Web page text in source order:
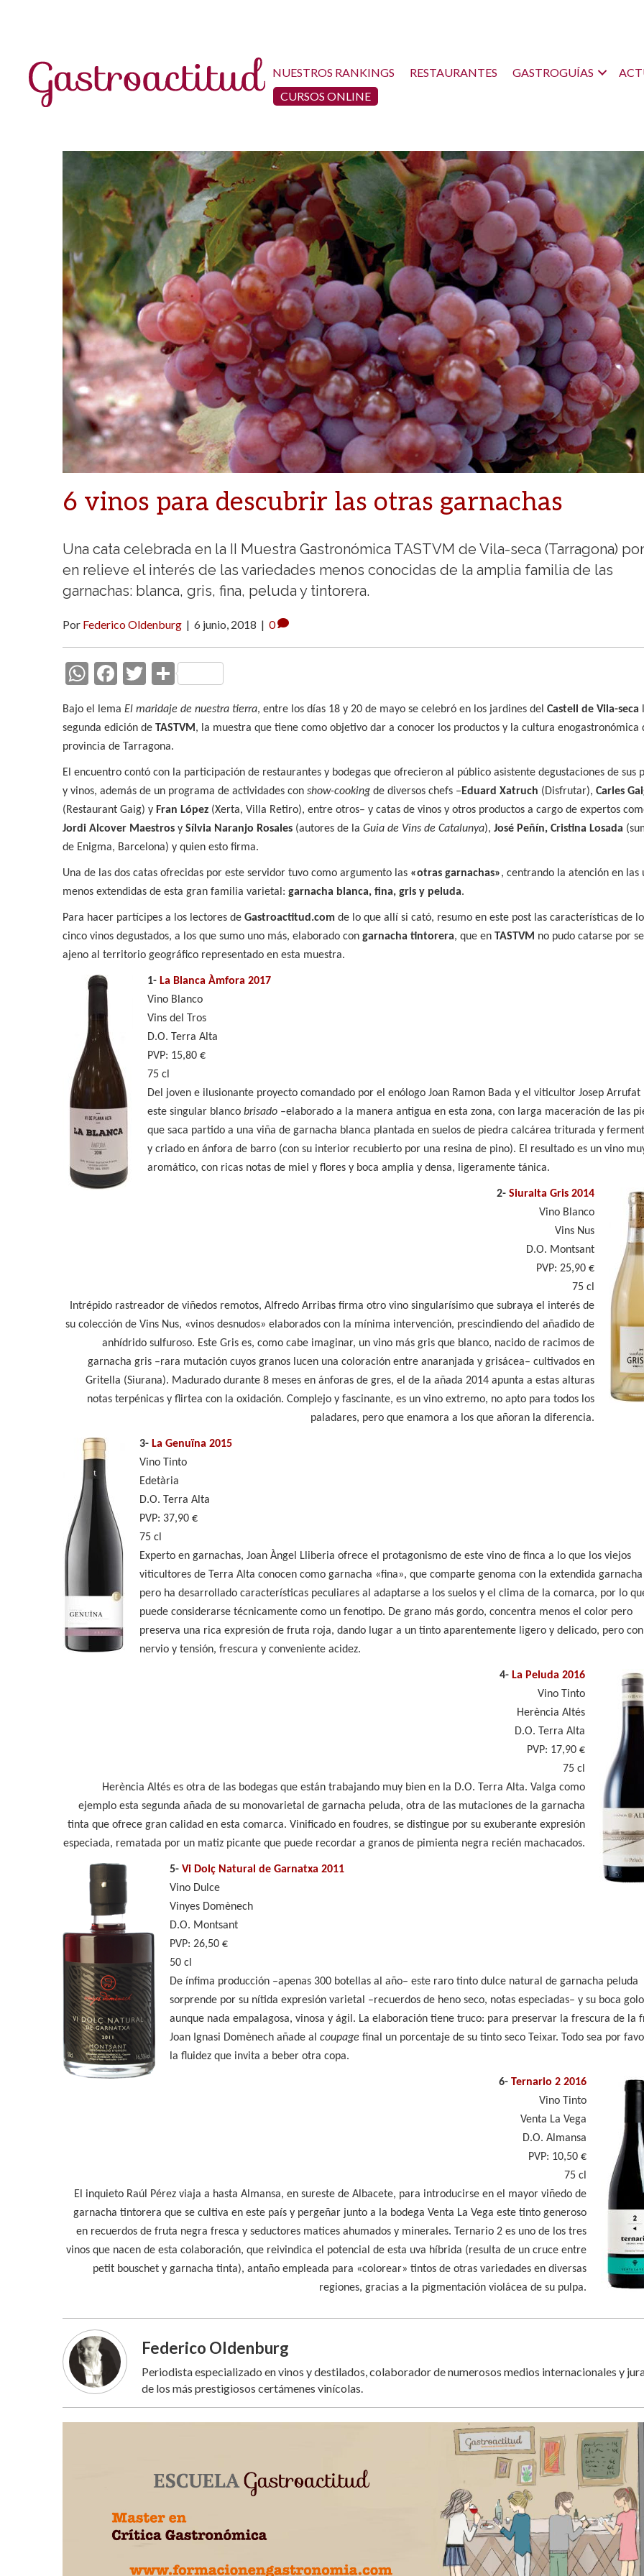
NUESTROS RANKINGS RESTAURANTES GASTROGUÍAS
CURSOS ONLINE
6 vinos para descubrir las otras garnachas
Una cata celebrada en la II Muestra Gastronómica TASTVM de Vila-seca (Tarragona)
en relieve el interés de las variedades menos conocidas de la amplia familia de las
garnachas: blanca, gris, fina, peluda y tintorera.
Por Federico Oldenburg | 6 junio, 2018 | 0
W
at
s
A
p
p
F
e
b
o
o
k
T
itt
er
C
m
ar
ti
r
Bajo el lema El maridaje de nuestra tierra, entre los días 18 y 20 de mayo se celebró en los jardines del Castell de Vila-seca
segunda edición de TASTVM , la muestra que tiene como objetivo dar a conocer los productos y la cultura enogastronómica
provincia de Tarragona.
El encuentro contó con la participación de restaurantes y bodegas que ofrecieron al público asistente degustaciones de sus
y vinos, además de un programa de actividades con show-cooking de diversos chefs – Eduard Xatruch (Disfrutar), Carles
(Restaurant Gaig) y Fran López (Xerta, Villa Retiro), entre otros– y catas de vinos y otros productos a cargo de expertos
Jordi Alcover Maestros y Sílvia Naranjo Rosales (autores de la Guia de Vins de Catalunya), José Peñín, Cristina Losada
de Enigma, Barcelona) y quien esto firma.
Una de las dos catas ofrecidas por este servidor tuvo como argumento las «otras garnachas», centrando la atención en las
menos extendidas de esta gran familia varietal: garnacha blanca, fina, gris y peluda.
Para hacer partícipes a los lectores de Gastroactitud.com de lo que allí si cató, resumo en este post las características de
cinco vinos degustados, a los que sumo uno más, elaborado con garnacha tintorera, que en TASTVM no pudo catarse por
ajeno al territorio geográfico representado en esta muestra.
1- La Blanca Àmfora 2017
Vino Blanco
Vins del Tros
D.O. Terra Alta
PVP: 15,80 €
75 cl
Del joven e ilusionante proyecto comandado por el enólogo Joan Ramon Bada y el viticultor Josep Arrufat
este singular blanco brisado –elaborado a la manera antigua en esta zona, con larga maceración de las
que saca partido a una viña de garnacha blanca plantada en suelos de piedra calcárea triturada y
y criado en ánfora de barro (con su interior recubierto por una resina de pino). El resultado es un vino
aromático, con ricas notas de miel y flores y boca amplia y densa, ligeramente tánica.
2- Siuralta Gris 2014
Vino Blanco
Vins Nus
D.O. Montsant
PVP: 25,90 €
75 cl
Intrépido rastreador de viñedos remotos, Alfredo Arribas firma otro vino singularísimo que subraya el interés de
su colección de Vins Nus, «vinos desnudos» elaborados con la mínima intervención, prescindiendo del añadido de
anhídrido sulfuroso. Este Gris es, como cabe imaginar, un vino más gris que blanco, nacido de racimos de
garnacha gris –rara mutación cuyos granos lucen una coloración entre anaranjada y grisácea– cultivados en
Gritella (Siurana). Madurado durante 8 meses en ánforas de gres, el de la añada 2014 apunta a estas alturas
notas terpénicas y flirtea con la oxidación. Complejo y fascinante, es un vino extremo, no apto para todos los
paladares, pero que enamora a los que añoran la diferencia.
3- La Genuïna 2015
Vino Tinto
Edetària
D.O. Terra Alta
PVP: 37,90 €
75 cl
Experto en garnachas, Joan Àngel Lliberia ofrece el protagonismo de este vino de finca a lo que los viejos
viticultores de Terra Alta conocen como garnacha «fina», que comparte genoma con la extendida
pero ha desarrollado características peculiares al adaptarse a los suelos y el clima de la comarca, por lo
puede considerarse técnicamente como un fenotipo. De grano más gordo, concentra menos el color pero
preserva una rica expresión de fruta roja, dando lugar a un tinto aparentemente ligero y delicado, pero con
nervio y tensión, frescura y conveniente acidez.
4- La Peluda 2016
Vino Tinto
Herència Altés
D.O. Terra Alta
PVP: 17,90 €
75 cl
Herència Altés es otra de las bodegas que están trabajando muy bien en la D.O. Terra Alta. Valga como
ejemplo esta segunda añada de su monovarietal de garnacha peluda, otra de las mutaciones de la garnacha
tinta que ofrece gran calidad en esta comarca. Vinificado en foudres, se distingue por su exuberante expresión
especiada, rematada por un matiz picante que puede recordar a granos de pimienta negra recién machacados.
5- Vi Dolç Natural de Garnatxa 2011
Vino Dulce
Vinyes Domènech
D.O. Montsant
PVP: 26,50 €
50 cl
De ínfima producción –apenas 300 botellas al año– este raro tinto dulce natural de garnacha peluda
sorprende por su nítida expresión varietal –recuerdos de heno seco, notas especiadas– y su boca
aunque nada empalagosa, vinosa y ágil. La elaboración tiene truco: para preservar la frescura de la
Joan Ignasi Domènech añade al coupage final un porcentaje de su tinto seco Teixar. Todo sea por
la fluidez que invita a beber otra copa.
6- Ternario 2 2016
Vino Tinto
Venta La Vega
D.O. Almansa
PVP: 10,50 €
75 cl
El inquieto Raúl Pérez viaja a hasta Almansa, en sureste de Albacete, para introducirse en el mayor viñedo de
garnacha tintorera que se cultiva en este país y pergeñar junto a la bodega Venta La Vega este tinto generoso
en recuerdos de fruta negra fresca y seductores matices ahumados y minerales. Ternario 2 es uno de los tres
vinos que nacen de esta colaboración, que reivindica el potencial de esta uva híbrida (resulta de un cruce entre
petit bouschet y garnacha tinta), antaño empleada para «colorear» tintos de otras variedades en diversas
regiones, gracias a la pigmentación violácea de su pulpa.
Federico Oldenburg
Periodista especializado en vinos y destilados, colaborador de numerosos medios internacionales y
de los más prestigiosos certámenes vinícolas.